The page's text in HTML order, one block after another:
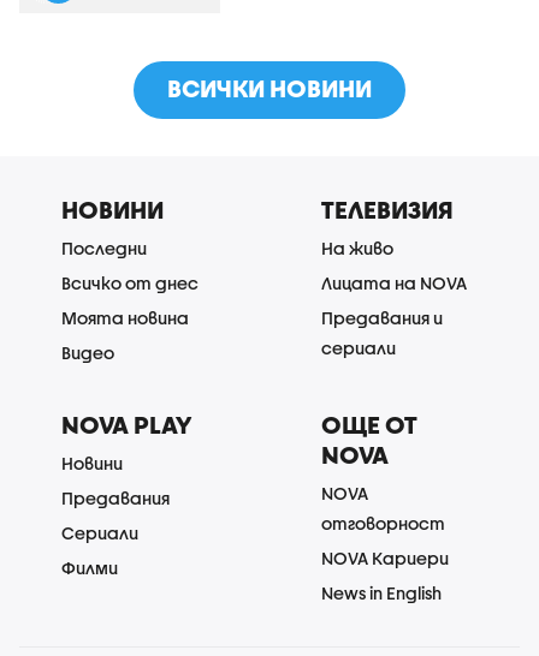
ВСИЧКИ НОВИНИ
НОВИНИ
Последни
Всичко от днес
Моята новина
Видео
ТЕЛЕВИЗИЯ
На живо
Лицата на NOVA
Предавания и
сериали
NOVA PLAY
Новини
Предавания
Сериали
Филми
ОЩЕ ОТ
NOVA
NOVA
отговорност
NOVA Кариери
News in English